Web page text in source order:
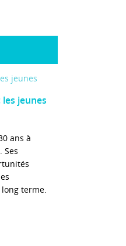
jeunes
ans à
Ses
terme.